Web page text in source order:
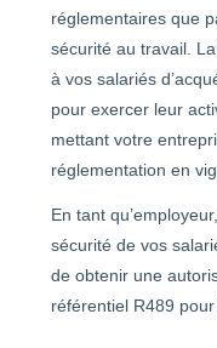
réglementaires que
sécurité au travail.
à vos salariés
pour exercer leur
mettant votre
réglementation en
En tant
sécurité de vos
de obtenir une
référentiel R489